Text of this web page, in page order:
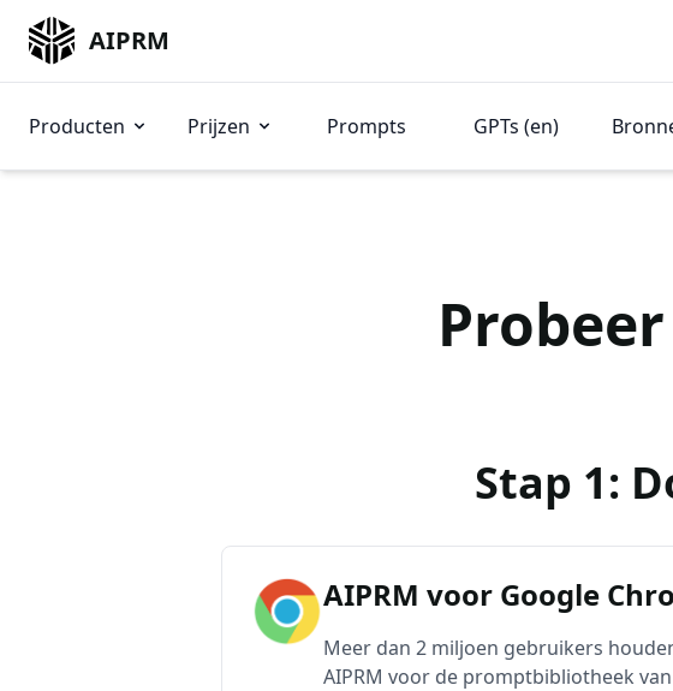
AIPRM
Producten Prijzen Prompts GPTs (en)
Stap 1:
AIPRM voor Google
Meer dan 2 miljoen gebruikers
AIPRM voor de promptbibliotheek van